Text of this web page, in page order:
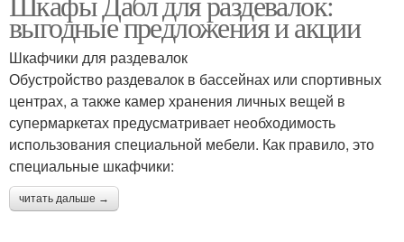
выгодные предложения и акции
Шкафчики для раздевалок
Обустройство раздевалок в бассейнах или спортивных
центрах, а также камер хранения личных вещей в
супермаркетах предусматривает необходимость
использования специальной мебели. Как правило, это
специальные шкафчики:
читать дальше →